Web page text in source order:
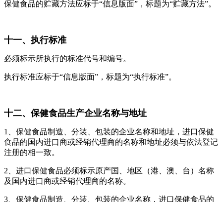
保健食品的贮藏方法应标于“信息版面”，标题为“贮藏方法”。
十一、执行标准
必须标示所执行的标准代号和编号。
执行标准应标于“信息版面”，标题为“执行标准”。
十二、保健食品生产企业名称与地址
1、保健食品制造、分装、包装的企业名称和地址，进口保健
食品的国内进口商或经销代理商的名称和地址必须与依法登记
注册的相一致。
2、进口保健食品必须标示原产国、地区（港、澳、台）名称
及国内进口商或经销代理商的名称。
3、保健食品制造、分装、包装的企业名称，进口保健食品的